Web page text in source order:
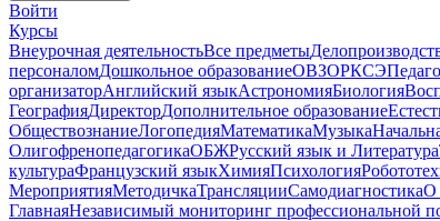
Войти
Курсы
Внеурочная деятельностьВсе предметы
персоналомДошкольное образованиеОВЗОРКСЭ
организаторАнглийский языкАстрономияБиология
ГеографияДиректорДополнительное образование
ОбществознаниеЛогопедияМатематикаМузыка
ОлигофренопедагогикаОБЖРусский язык и Литература
культураФранцузский языкХимияПсихология
МероприятияМетодичкаТрансляцииСамодиагностикаО
ГлавнаяНезависимый мониторинг профессиональной